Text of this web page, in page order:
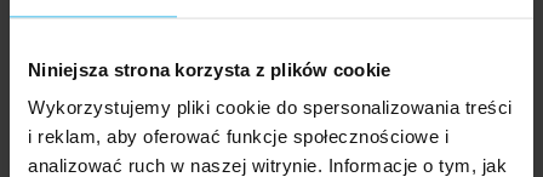
Niniejsza strona korzysta z plików cookie
Wykorzystujemy pliki cookie do spersonalizowania treści
i reklam, aby oferować funkcje społecznościowe i
analizować ruch w naszej witrynie. Informacje o tym, jak
powietrznej jest transport towarów na całym
samolotów cargo. Wysyłka lotnicza to opłacalny
środek transportu, jeśli chodzi o przewożenie
towarów na duże odległości. Wykorzystywane są
do tego kontenery lotnicze, do których możn...